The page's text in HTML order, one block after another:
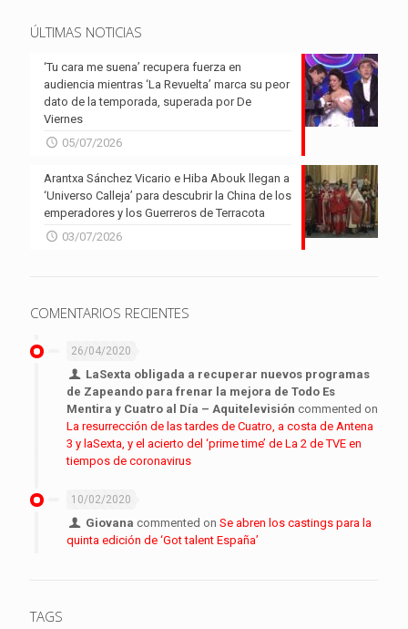
ÚLTIMAS NOTICIAS
‘Tu cara me suena’ recupera fuerza en
audiencia mientras ‘La Revuelta’ marca su peor
dato de la temporada, superada por De
Viernes
05/07/2026
Arantxa Sánchez Vicario e Hiba Abouk llegan a
‘Universo Calleja’ para descubrir la China de los
emperadores y los Guerreros de Terracota
03/07/2026
COMENTARIOS RECIENTES
26/04/2020
LaSexta obligada a recuperar nuevos programas
de Zapeando para frenar la mejora de Todo Es
Mentira y Cuatro al Día – Aquitelevisión commented on
La resurrección de las tardes de Cuatro, a costa de Antena
3 y laSexta, y el acierto del ‘prime time’ de La 2 de TVE en
tiempos de coronavirus
10/02/2020
Giovana commented onSe abren los castings para la
quinta edición de ‘Got talent España’
TAGS